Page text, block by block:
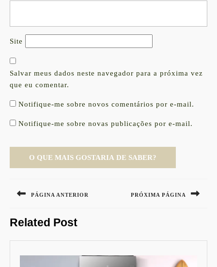
Site
Salvar meus dados neste navegador para a próxima vez
que eu comentar.
Notifique-me sobre novos comentários por e-mail.
Notifique-me sobre novas publicações por e-mail.
de
PÁGINA ANTERIOR
post:
PRÓXIMA PÁGINA
Related Post